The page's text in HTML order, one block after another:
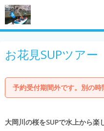
お花見SUPツアー
予約受付期間外です。別の時
大岡川の桜をSUPで水上から楽